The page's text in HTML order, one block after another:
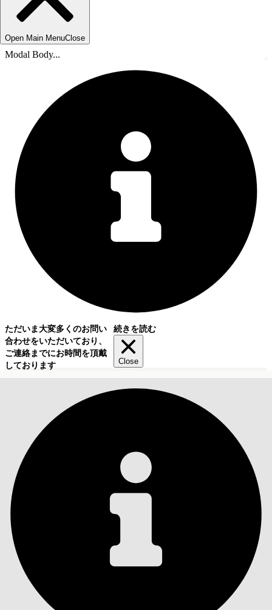
Open Main MenuClose
Modal Body...
ただいま大変多くのお問い
合わせをいただいており、
ご連絡までにお時間を頂戴
しております
続きを読む
Close
目次